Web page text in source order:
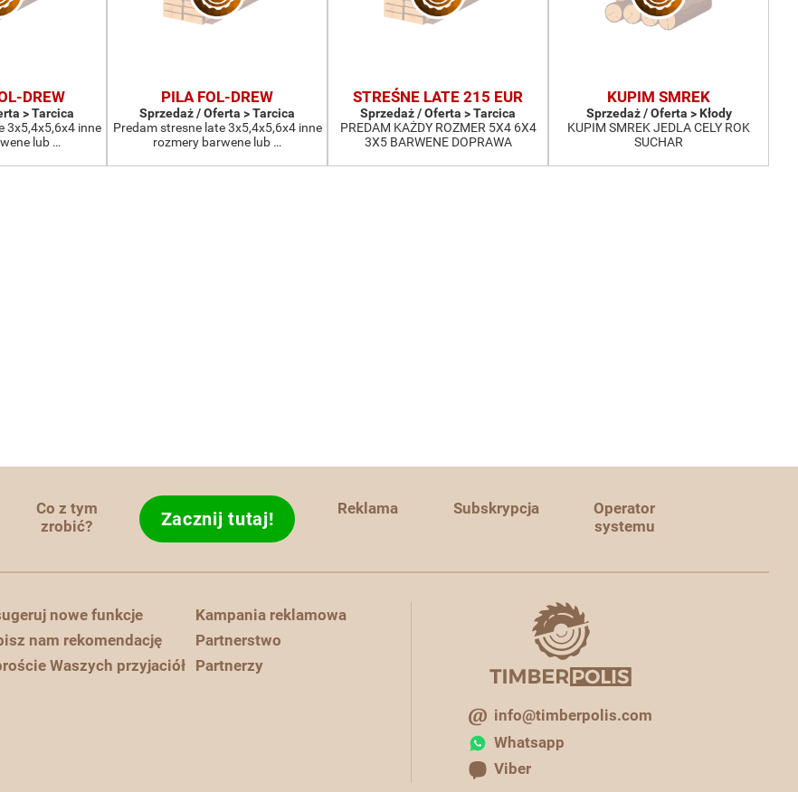
DREW
> Tarcica
3x5,4x5,6x4 inne
lub …
PILA FOL-DREW
Sprzedaż / Oferta > Tarcica
Predam stresne late 3x5,4x5,6x4 inne
rozmery barwene lub …
STREŚNE LATE 215 EUR
Sprzedaż / Oferta > Tarcica
PREDAM KAŻDY ROZMER 5X4 6X4
3X5 BARWENE DOPRAWA
KUPIM SMREK
Sprzedaż / Oferta > Kłody
KUPIM SMREK JEDLA CELY ROK
SUCHAR
Co z tym
zrobić?
Zacznij tutaj! Reklama Subskrypcja
Operator
systemu
nowe funkcje
nam rekomendację
Waszych przyjaciół
Kampania reklamowa
Partnerstwo
Partnerzy
info@timberpolis.com
Whatsapp
Viber